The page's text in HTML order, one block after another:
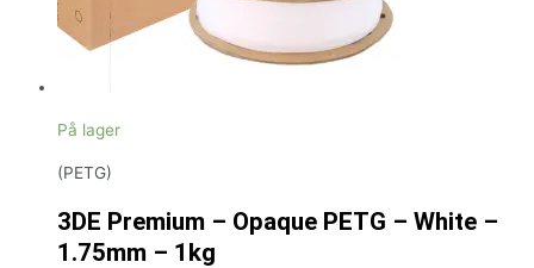
På lager
(PETG)
3DE Premium – Opaque PETG – White –
1.75mm – 1kg